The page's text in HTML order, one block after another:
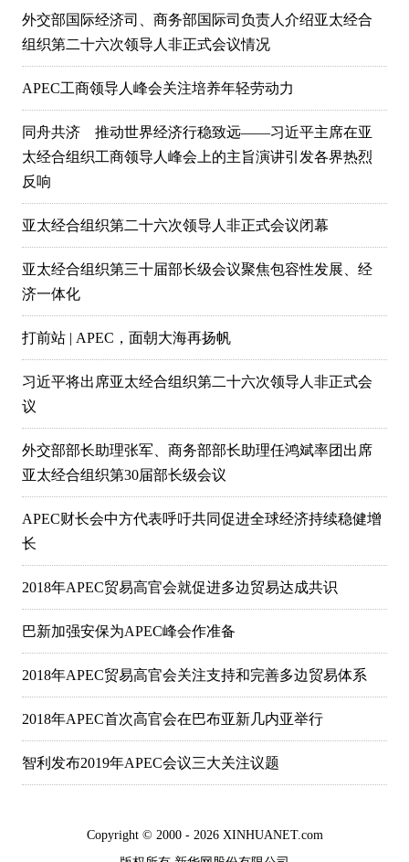
外交部国际经济司、商务部国际司负责人介绍亚太经合
组织第二十六次领导人非正式会议情况
APEC工商领导人峰会关注培养年轻劳动力
同舟共济 推动世界经济行稳致远——习近平主席在亚
太经合组织工商领导人峰会上的主旨演讲引发各界热烈
反响
亚太经合组织第二十六次领导人非正式会议闭幕
亚太经合组织第三十届部长级会议聚焦包容性发展、经
济一体化
打前站 | APEC，面朝大海再扬帆
习近平将出席亚太经合组织第二十六次领导人非正式会
议
外交部部长助理张军、商务部部长助理任鸿斌率团出席
亚太经合组织第30届部长级会议
APEC财长会中方代表呼吁共同促进全球经济持续稳健增
长
2018年APEC贸易高官会就促进多边贸易达成共识
巴新加强安保为APEC峰会作准备
2018年APEC贸易高官会关注支持和完善多边贸易体系
2018年APEC首次高官会在巴布亚新几内亚举行
智利发布2019年APEC会议三大关注议题
Copyright © 2000 - 2026 XINHUANET.com